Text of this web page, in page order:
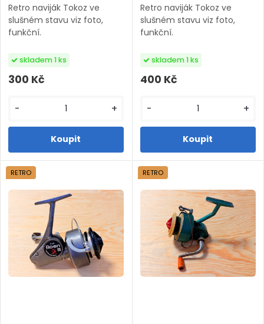
Retro naviják Tokoz ve
slušném stavu viz foto,
funkční.
300 Kč
skladem 1 ks
- +
Retro naviják Tokoz ve
slušném stavu viz foto,
funkční.
400 Kč
skladem 1 ks
- +
RETRO RETRO